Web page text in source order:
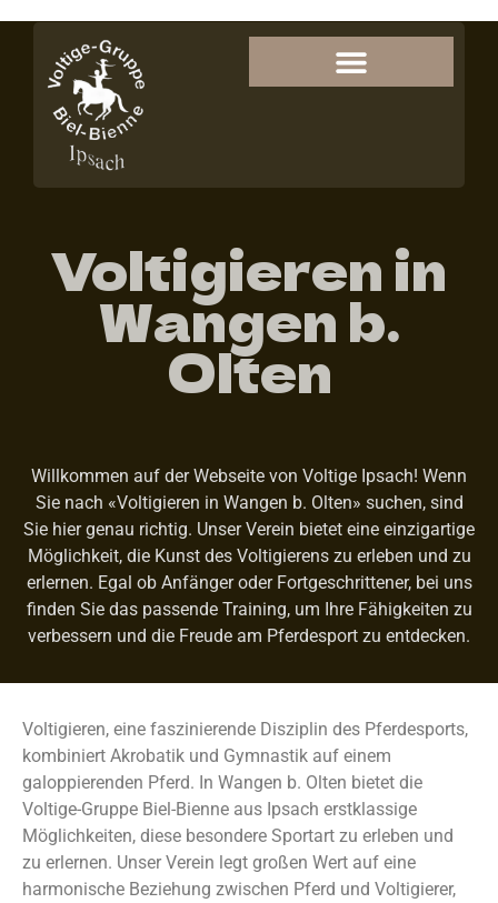
Voltigieren in
Wangen b.
Olten
Willkommen auf der Webseite von Voltige Ipsach! Wenn
Sie nach «Voltigieren in Wangen b. Olten» suchen, sind
Sie hier genau richtig. Unser Verein bietet eine einzigartige
Möglichkeit, die Kunst des Voltigierens zu erleben und zu
erlernen. Egal ob Anfänger oder Fortgeschrittener, bei uns
finden Sie das passende Training, um Ihre Fähigkeiten zu
verbessern und die Freude am Pferdesport zu entdecken.
Voltigieren, eine faszinierende Disziplin des Pferdesports,
kombiniert Akrobatik und Gymnastik auf einem
galoppierenden Pferd. In Wangen b. Olten bietet die
Voltige-Gruppe Biel-Bienne aus Ipsach erstklassige
Möglichkeiten, diese besondere Sportart zu erleben und
zu erlernen. Unser Verein legt großen Wert auf eine
harmonische Beziehung zwischen Pferd und Voltigierer,